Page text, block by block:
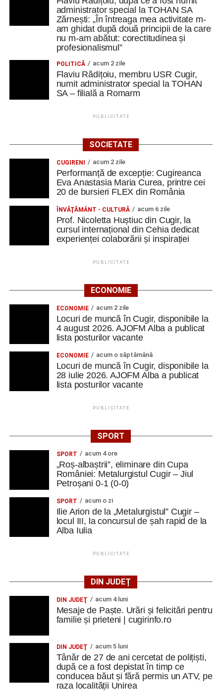
administrator special la TOHAN SA
Zărnești: „În întreaga mea activitate m-
am ghidat după două principii de la care
nu m-am abătut: corectitudinea și
profesionalismul”
POLITICĂ acum 2 zile
Flaviu Rădițoiu, membru USR Cugir,
numit administrator special la TOHAN
SA – filială a Romarm
PUBLICITATE
SOCIETATE
CUGIRENI acum 2 zile
Performanță de excepție: Cugireanca
Eva Anastasia Maria Curea, printre cei
20 de bursieri FLEX din România
ÎNVĂŢĂMÂNT - CULTURĂ acum 6 zile
Prof. Nicoletta Huștiuc din Cugir, la
cursul internațional din Cehia dedicat
experienței colaborării și inspirației
PUBLICITATE
ECONOMIE
ECONOMIE acum 2 zile
Locuri de muncă în Cugir, disponibile la
4 august 2026. AJOFM Alba a publicat
lista posturilor vacante
ECONOMIE acum o săptămână
Locuri de muncă în Cugir, disponibile la
28 iulie 2026. AJOFM Alba a publicat
lista posturilor vacante
PUBLICITATE
SPORT
SPORT acum 4 ore
„Roș-albaștrii”, eliminare din Cupa
României: Metalurgistul Cugir – Jiul
Petroșani 0-1 (0-0)
SPORT acum o zi
Ilie Arion de la „Metalurgistul” Cugir –
locul III, la concursul de șah rapid de la
Alba Iulia
PUBLICITATE
DIN JUDEȚ
DIN JUDEŢ acum 4 luni
Mesaje de Paște. Urări și felicitări pentru
familie și prieteni | cugirinfo.ro
DIN JUDEŢ acum 5 luni
Tânăr de 27 de ani cercetat de polițiști,
după ce a fost depistat în timp ce
conducea băut și fără permis un ATV, pe
raza localității Unirea